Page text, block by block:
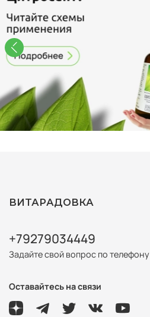
ВИТАРАДОВКА
+79279034449
Задайте свой вопрос по телефону
Оставайтесь на связи